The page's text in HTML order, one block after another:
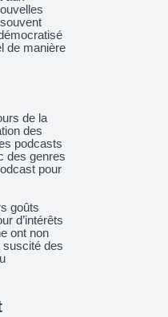
de manière
de la
des
podcasts
des genres
pour
goûts
d’intérêts
ont non
suscité des